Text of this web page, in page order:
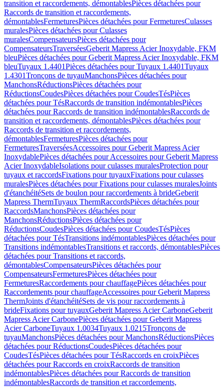
transition et raccordements, démontablesPièces détachées pour
Raccords de transition et raccordements,
démontablesFermeturesPièces détachées pour FermeturesCulasses
muralesPièces détachées pour Culasses
muralesCompensateursPièces détachées pour
CompensateursTraverséesGeberit Mapress Acier Inoxydable, FKM
bleuPièces détachées pour Geberit Mapress Acier Inoxydable, FKM
bleuTuyaux 1.4401Pièces détachées pour Tuyaux 1.4401Tuyaux
1.4301Tronçons de tuyauManchonsPièces détachées pour
ManchonsRéductionsPièces détachées pour
RéductionsCoudesPièces détachées pour CoudesTésPièces
détachées pour TésRaccords de transition indémontablesPièces
détachées pour Raccords de transition indémontablesRaccords de
transition et raccordements, démontablesPièces détachées pour
Raccords de transition et raccordements,
démontablesFermeturesPièces détachées pour
FermeturesTraverséesAccessoires pour Geberit Mapress Acier
InoxydablePièces détachées pour Accessoires pour Geberit Mapress
Acier InoxydableIsolations pour culasses muralesProtection pour
tuyaux et raccordsFixations pour tuyauxFixations pour culasses
muralesPièces détachées pour Fixations pour culasses muralesJoints
d'étanchéitéSets de boulon pour raccordements à brideGeberit
Mapress ThermTuyaux ThermRaccordsPièces détachées pour
RaccordsManchonsPièces détachées pour
ManchonsRéductionsPièces détachées pour
RéductionsCoudesPièces détachées pour CoudesTésPièces
détachées pour TésTransitions indémontablesPièces détachées pour
Transitions indémontablesTransitions et raccords, démontablesPièces
détachées pour Transitions et raccords,
démontablesCompensateursPièces détachées pour
CompensateursFermeturesPièces détachées pour
FermeturesRaccordements pour chauffagePièces détachées pour
Raccordements pour chauffageAccessoires pour Geberit Mapress
ThermJoints d'étanchéitéSets de vis pour raccordements à
brideFixations pour tuyauxGeberit Mapress Acier CarboneGeberit
Mapress Acier CarbonePièces détachées pour Geberit Mapress
Acier CarboneTuyaux 1.0034Tuyaux 1.0215Tronçons de
tuyauManchonsPièces détachées pour ManchonsRéductionsPièces
détachées pour RéductionsCoudesPièces détachées pour
CoudesTésPièces détachées pour TésRaccords en croixPièces
détachées pour Raccords en croixRaccords de transition
indémontablesPièces détachées pour Raccords de transition
indémontablesRaccords de transition et raccordements,